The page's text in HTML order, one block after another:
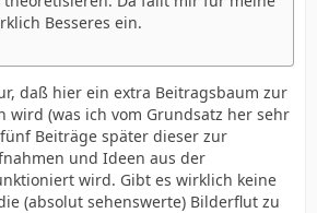
Besseres ein.
daß hier ein extra Beitragsbaum zur
wird (was ich vom Grundsatz her sehr
Beiträge später dieser zur
und Ideen aus der
wird. Gibt es wirklich keine
(absolut sehenswerte) Bilderflut zu